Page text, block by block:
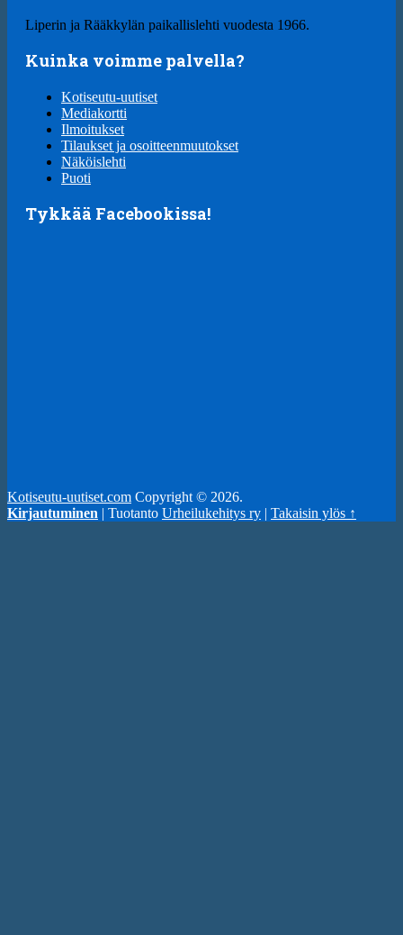
Liperin ja Rääkkylän paikallislehti vuodesta 1966.
Kuinka voimme palvella?
Kotiseutu-uutiset
Mediakortti
Ilmoitukset
Tilaukset ja osoitteenmuutokset
Näköislehti
Puoti
Tykkää Facebookissa!
Kotiseutu-uutiset.com Copyright © 2026.
Kirjautuminen | Tuotanto Urheilukehitys ry | Takaisin ylös ↑